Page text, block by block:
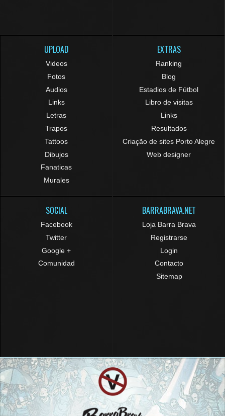
UPLOAD
Videos
Fotos
Audios
Links
Letras
Trapos
Tattoos
Dibujos
Fanaticas
Murales
EXTRAS
Ranking
Blog
Estadios de Fútbol
Libro de visitas
Links
Resultados
Criação de sites Porto Alegre
Web designer
SOCIAL
Facebook
Twitter
Google +
Comunidad
BARRABRAVA.NET
Loja Barra Brava
Registrarse
Login
Contacto
Sitemap